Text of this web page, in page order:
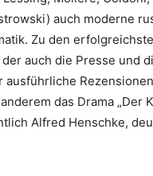
auch moderne
Zu den
auch die Presse und
ausführliche
das Drama „Der
Alfred Henschke,